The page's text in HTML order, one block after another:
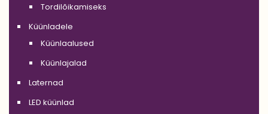
Tordilõikamiseks
Küünladele
Küünlaalused
Küünlajalad
Laternad
LED küünlad